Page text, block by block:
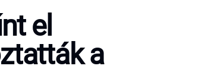
el
a